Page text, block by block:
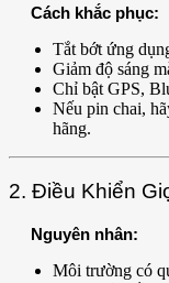
Cách khắc phục:
Tắt bớt ứng
Giảm độ sáng
Chỉ bật GPS,
Nếu pin chai,
hãng.
2. Điều Khiển
Nguyên nhân:
Môi trường có